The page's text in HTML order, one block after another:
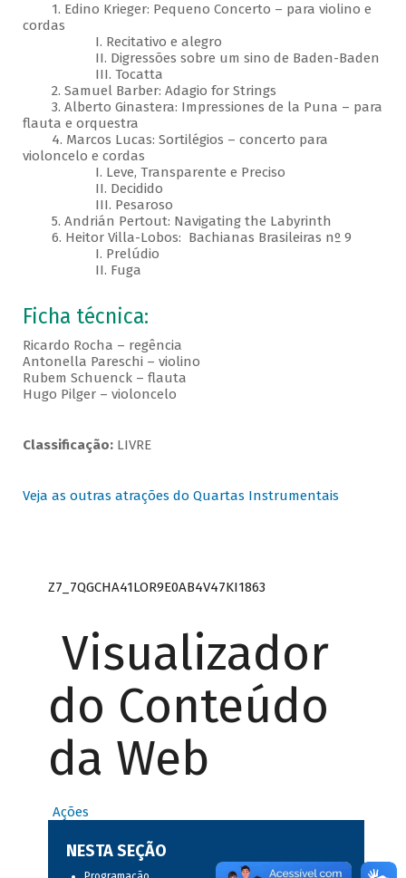
1. Edino Krieger: Pequeno Concerto – para violino e
cordas
I. Recitativo e alegro
II. Digressões sobre um sino de Baden-Baden
III. Tocatta
2. Samuel Barber: Adagio for Strings
3. Alberto Ginastera: Impressiones de la Puna – para
flauta e orquestra
4. Marcos Lucas: Sortilégios – concerto para
violoncelo e cordas
I. Leve, Transparente e Preciso
II. Decidido
III. Pesaroso
5. Andrián Pertout: Navigating the Labyrinth
6. Heitor Villa-Lobos: Bachianas Brasileiras nº 9
I. Prelúdio
II. Fuga
Ficha técnica:
Ricardo Rocha – regência
Antonella Pareschi – violino
Rubem Schuenck – flauta
Hugo Pilger – violoncelo
Classificação:LIVRE
Veja as outras atrações do Quartas Instrumentais
Z7_7QGCHA41LOR9E0AB4V47KI1863
Visualizador
do Conteúdo
da Web
Ações
NESTA SEÇÃO